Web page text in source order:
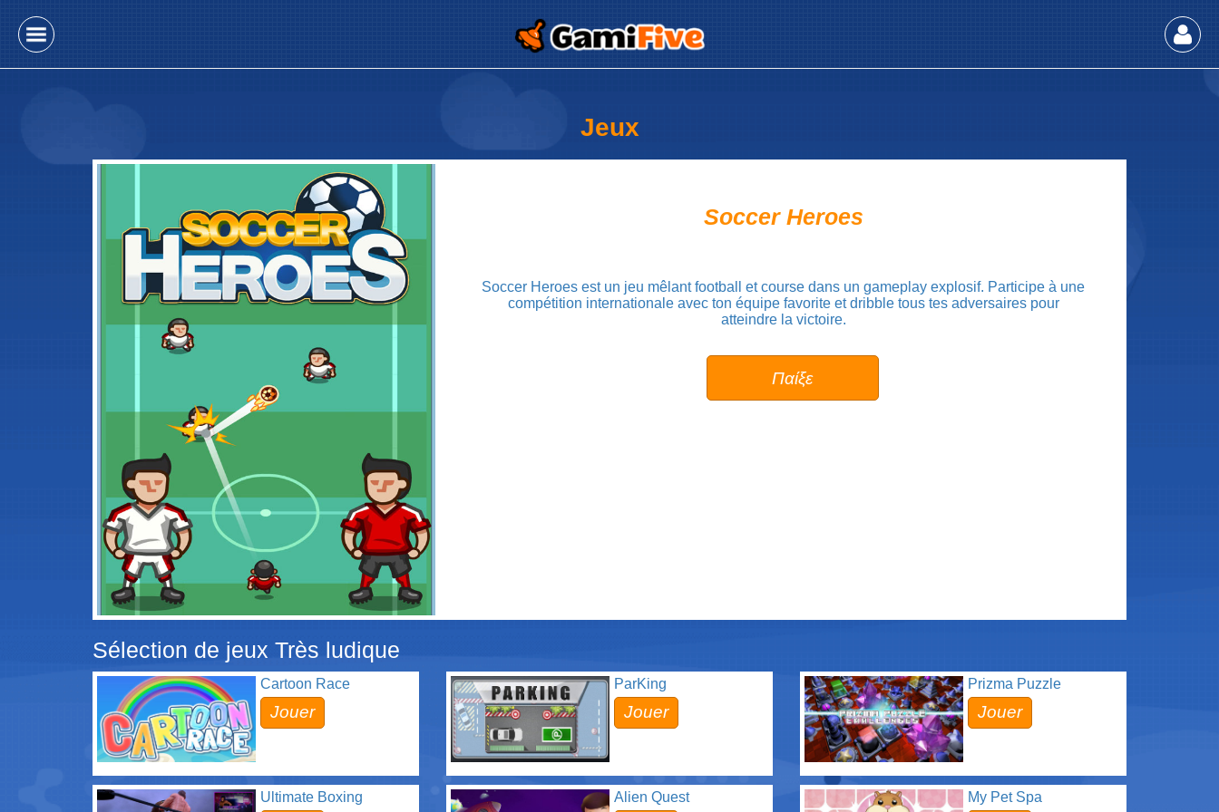
Jeux
Soccer Heroes
Soccer Heroes est un jeu mêlant football et course dans un gameplay explosif. Participe à une
compétition internationale avec ton équipe favorite et dribble tous tes adversaires pour
atteindre la victoire.
Παίξε
Sélection de jeux Très ludique
Cartoon Race
Jouer
ParKing
Jouer
Prizma Puzzle
Jouer
Ultimate Boxing Alien Quest My Pet Spa